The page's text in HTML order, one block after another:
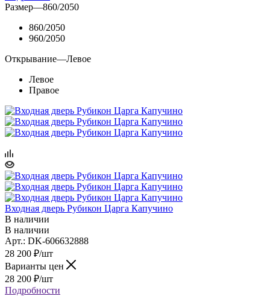
Размер—860/2050
860/2050
960/2050
Открывание—Левое
Левое
Правое
Входная дверь Рубикон Царга Капучино
В наличии
В наличии
Арт.: DK-606632888
28 200 ₽/шт
Варианты цен
28 200 ₽/шт
Подробности